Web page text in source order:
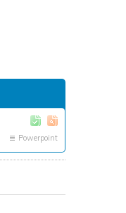
Powerpoint